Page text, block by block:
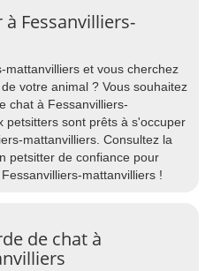
Fessanvilliers-
mattanvilliers et vous cherchez
votre animal ? Vous souhaitez
chat à Fessanvilliers-
petsitters sont prêts à s'occuper
mattanvilliers. Consultez la
petsitter de confiance pour
mattanvilliers !
de chat à